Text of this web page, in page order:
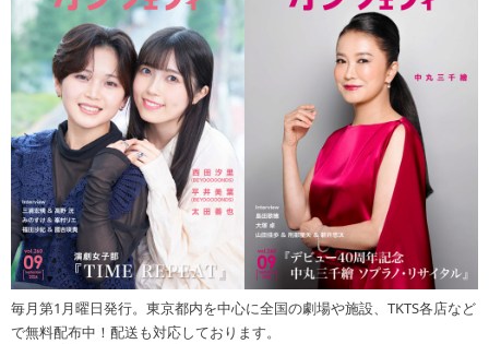
毎月第1月曜日発行。東京都内を中心に全国の劇場や施設、TKTS各店など
で無料配布中！配送も対応しております。